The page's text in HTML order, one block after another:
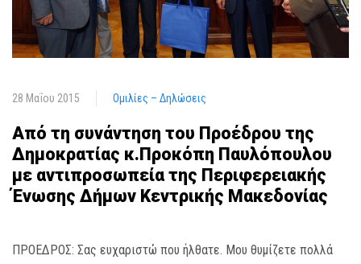
28 Μαΐου 2015 Ομιλίες – Δηλώσεις
Από τη συνάντηση του Προέδρου της
Δημοκρατίας κ.Προκόπη Παυλόπουλου
με αντιπροσωπεία της Περιφερειακής
Ένωσης Δήμων Κεντρικής Μακεδονίας
ΠΡΟΕΔΡΟΣ: Σας ευχαριστώ που ήλθατε. Μου θυμίζετε πολλά